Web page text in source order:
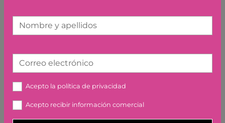
GOKI
7,95 €
Nombre y apellidos
Correo electrónico
Acepto la política de privacidad
Acepto recibir información comercial